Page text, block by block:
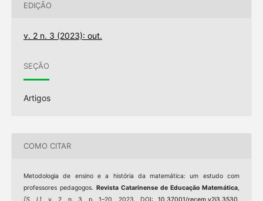
EDIÇÃO
v. 2 n. 3 (2023): out.
SEÇÃO
Artigos
COMO CITAR
Metodologia de ensino e a história da matemática: um estudo com
professores pedagogos. Revista Catarinense de Educação Matemática,
[S. l.] , v. 2, n. 3, p. 1–20, 2023. DOI:10.37001/recem.v2i3.3530.